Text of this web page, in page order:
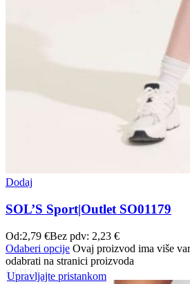
Dodaj
SOL’S Sport|Outlet SO01179
Od:2,79 €Bez pdv: 2,23 €
Odaberi opcije Ovaj proizvod ima više
odabrati na stranici proizvoda
OUTLET
Upravljajte pristankom